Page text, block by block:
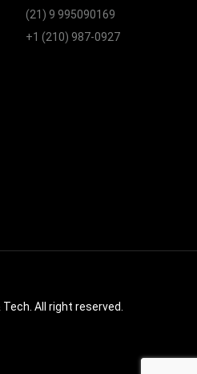
(21) 9 995090169
+1 (210) 987-0927
All right reserved.